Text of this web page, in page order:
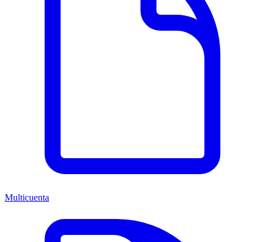
Multicuenta